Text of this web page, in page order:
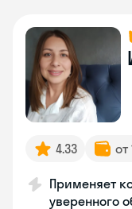
4.33 от
Применяет
уверенного